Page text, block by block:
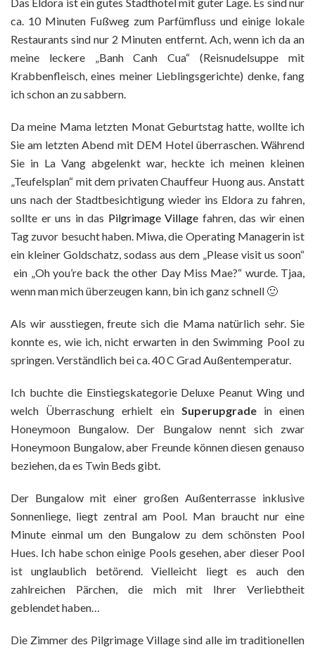
Das Eldora ist ein gutes Stadthotel mit guter Lage. Es sind nur
ca. 10 Minuten Fußweg zum Parfümfluss und einige lokale
Restaurants sind nur 2 Minuten entfernt. Ach, wenn ich da an
meine leckere „Banh Canh Cua“ (Reisnudelsuppe mit
Krabbenfleisch, eines meiner Lieblingsgerichte) denke, fang
ich schon an zu sabbern.
Da meine Mama letzten Monat Geburtstag hatte, wollte ich
Sie am letzten Abend mit DEM Hotel überraschen. Während
Sie in La Vang abgelenkt war, heckte ich meinen kleinen
„Teufelsplan“ mit dem privaten Chauffeur Huong aus. Anstatt
uns nach der Stadtbesichtigung wieder ins Eldora zu fahren,
sollte er uns in das Pilgrimage Village fahren, das wir einen
Tag zuvor besucht haben. Miwa, die Operating Managerin ist
ein kleiner Goldschatz, sodass aus dem „Please visit us soon“
ein „Oh you’re back the other Day Miss Mae?“ wurde. Tjaa,
wenn man mich überzeugen kann, bin ich ganz schnell 🙂
Als wir ausstiegen, freute sich die Mama natürlich sehr. Sie
konnte es, wie ich, nicht erwarten in den Swimming Pool zu
springen. Verständlich bei ca. 40 C Grad Außentemperatur.
Ich buchte die Einstiegskategorie Deluxe Peanut Wing und
welch Überraschung erhielt ein Superupgradein einen
Honeymoon Bungalow. Der Bungalow nennt sich zwar
Honeymoon Bungalow, aber Freunde können diesen genauso
beziehen, da es Twin Beds gibt.
Der Bungalow mit einer großen Außenterrasse inklusive
Sonnenliege, liegt zentral am Pool. Man braucht nur eine
Minute einmal um den Bungalow zu dem schönsten Pool
Hues. Ich habe schon einige Pools gesehen, aber dieser Pool
ist unglaublich betörend. Vielleicht liegt es auch den
zahlreichen Pärchen, die mich mit Ihrer Verliebtheit
geblendet haben…
Die Zimmer des Pilgrimage Village sind alle im traditionellen